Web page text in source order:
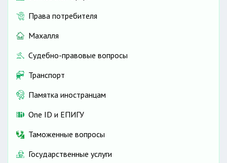
Права потребителя
Махалля
Судебно-правовые вопросы
Транспорт
Памятка иностранцам
One ID и ЕПИГУ
Таможенные вопросы
Государственные услуги